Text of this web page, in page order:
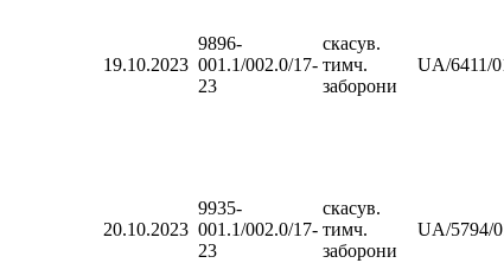
19.10.2023
9896-
001.1/002.0/17-
23
скасув.
тимч.
заборони
UA/6411/
20.10.2023
9935-
001.1/002.0/17-
23
скасув.
тимч.
заборони
UA/5794/